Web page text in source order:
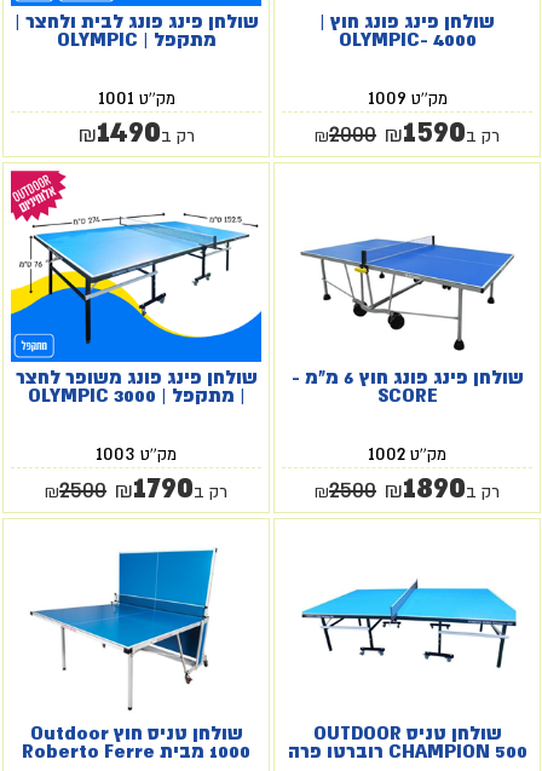
שולחן פינג פונג חוץ |
OLYMPIC- 4000
מק''ט 1009
רק ב ₪1590
₪2000
שולחן פינג פונג לבית ולחצר |
מתקפל | OLYMPIC
מק''ט 1001
רק ב ₪1490
שולחן פינג פונג חוץ 6 מ"מ -
SCORE
מק''ט 1002
רק ב ₪1890
₪2500
שולחן פינג פונג משופר לחצר
| מתקפל | OLYMPIC 3000
מק''ט 1003
רק ב ₪1790
₪2500
שולחן טניס OUTDOOR
CHAMPION 500 רוברטו פרה
שולחן טניס חוץ Outdoor
1000 מבית Roberto Ferre